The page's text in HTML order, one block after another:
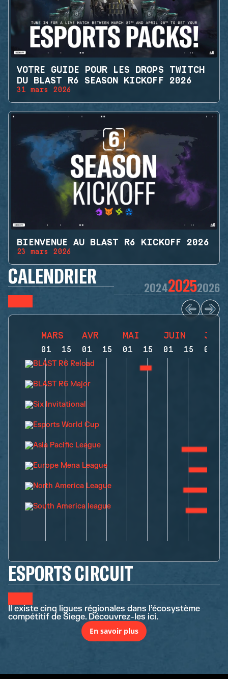
VOTRE GUIDE POUR LES DROPS TWITCH
DU BLAST R6 SEASON KICKOFF 2026
31 mars 2026
BIENVENUE AU BLAST R6 KICKOFF 2026
23 mars 2026
CALENDRIER 202420252026
MARS
01 15
AVR
01 15
MAI
01 15
JUIN
01 15 01
ESPORTS CIRCUIT
Il existe cinq ligues régionales dans l’écosystème
compétitif de Siege. Découvrez-les ici.
En savoir plus